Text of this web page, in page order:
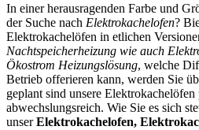
In einer herausragenden Farbe und
der Suche nach Elektrokachelofen?
Elektrokachelöfen in etlichen
Nachtspeicherheizung wie auch
Ökostrom Heizungslösung, welche
Betrieb offerieren kann, werden Sie
geplant sind unsere Elektrokachelöfen
abwechslungsreich. Wie Sie es sich
unserElektrokachelofen,